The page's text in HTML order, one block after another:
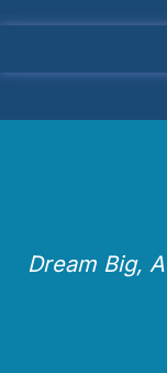
Dream Big,